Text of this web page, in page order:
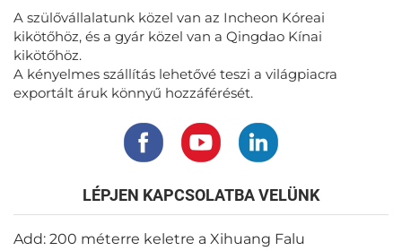
A szülővállalatunk közel van az Incheon Kóreai
kikötőhöz, és a gyár közel van a Qingdao Kínai
kikötőhöz.
A kényelmes szállítás lehetővé teszi a világpiacra
exportált áruk könnyű hozzáférését.
LÉPJEN KAPCSOLATBA VELÜNK
Add: 200 méterre keletre a Xihuang Falu